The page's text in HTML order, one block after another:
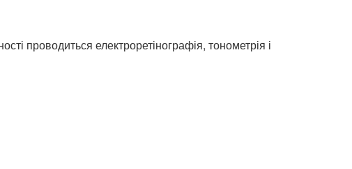
проводиться електроретінографія, тонометрія і